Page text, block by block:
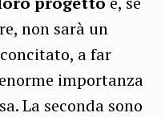
non sarà un
a far
importanza
La seconda sono